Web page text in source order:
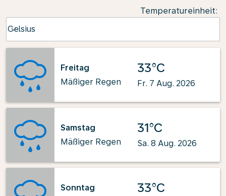
Temperatureinheit:
Celsius
keyboard_arrow_down
Freitag
Mäßiger Regen
33°C
Fr. 7 Aug. 2026
Samstag
Mäßiger Regen
31°C
Sa. 8 Aug. 2026
Sonntag
33°C